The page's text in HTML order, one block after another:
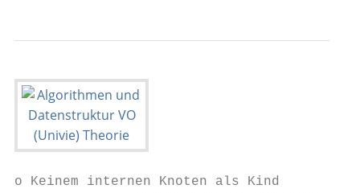
o Keinem internen Knoten als Kind